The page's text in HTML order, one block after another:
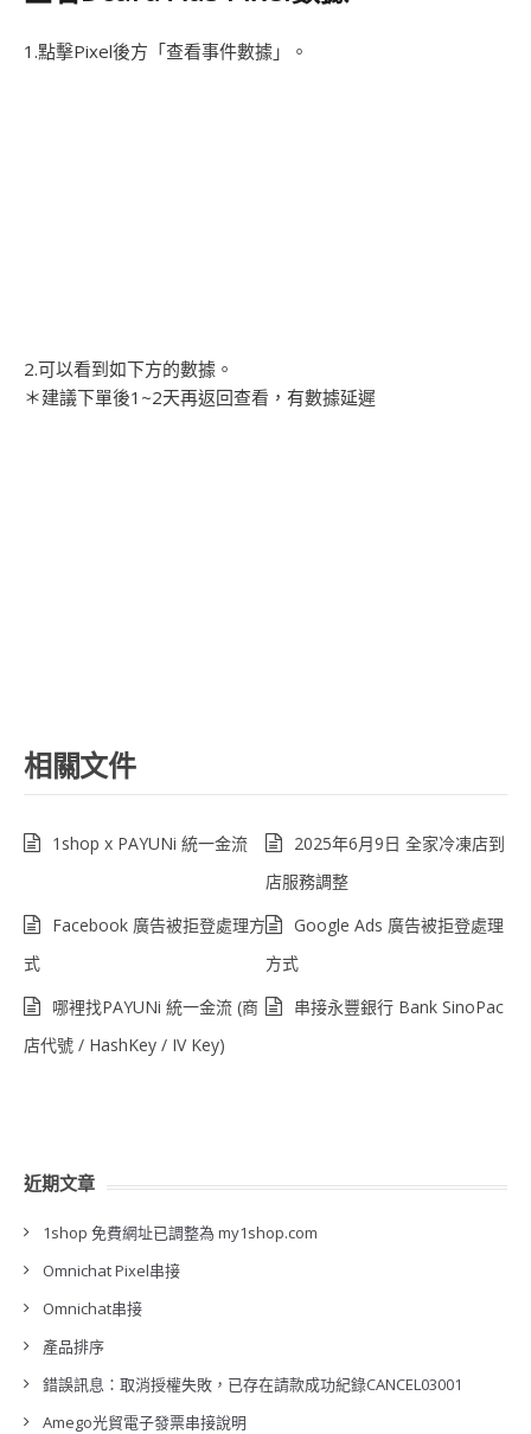
1.點擊Pixel後方「查看事件數據」。
2.可以看到如下方的數據。
＊建議下單後1~2天再返回查看，有數據延遲
相關文件
1shop x PAYUNi 統一金流
2025年6月9日 全家冷凍店到
店服務調整
Facebook 廣告被拒登處理方
式
Google Ads 廣告被拒登處理
方式
哪裡找PAYUNi 統一金流 (商
店代號 / HashKey / IV Key)
串接永豐銀行 Bank SinoPac
近期文章
1shop 免費網址已調整為 my1shop.com
Omnichat Pixel串接
Omnichat串接
產品排序
錯誤訊息：取消授權失敗，已存在請款成功紀錄CANCEL03001
Amego光貿電子發票串接說明